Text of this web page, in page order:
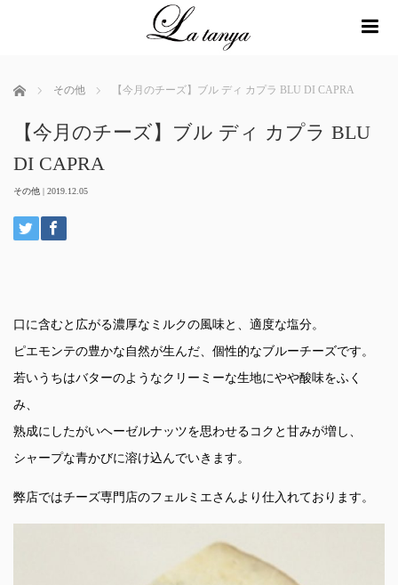
ホーム その他 【今月のチーズ】ブル ディ カプラ BLU DI CAPRA
【今月のチーズ】ブル ディ カプラ BLU
DI CAPRA
その他 | 2019.12.05
口に含むと広がる濃厚なミルクの風味と、適度な塩分。
ピエモンテの豊かな自然が生んだ、個性的なブルーチーズです。
若いうちはバターのようなクリーミーな生地にやや酸味をふく
み、
熟成にしたがいヘーゼルナッツを思わせるコクと甘みが増し、
シャープな青かびに溶け込んでいきます。
弊店ではチーズ専門店のフェルミエさんより仕入れております。